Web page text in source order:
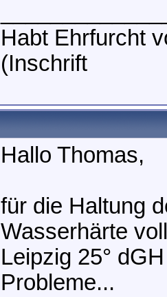
Habt Ehrfurcht
(Inschrift
Hallo Thomas,
für die Haltung
Wasserhärte
Leipzig 25°
Probleme...